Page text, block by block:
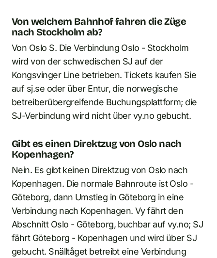
Von welchem Bahnhof fahren die Züge
nach Stockholm ab?
Von Oslo S. Die Verbindung Oslo - Stockholm
wird von der schwedischen SJ auf der
Kongsvinger Line betrieben. Tickets kaufen Sie
auf sj.se oder über Entur, die norwegische
betreiberübergreifende Buchungsplattform; die
SJ-Verbindung wird nicht über vy.no gebucht.
Gibt es einen Direktzug von Oslo nach
Kopenhagen?
Nein. Es gibt keinen Direktzug von Oslo nach
Kopenhagen. Die normale Bahnroute ist Oslo -
Göteborg, dann Umstieg in Göteborg in eine
Verbindung nach Kopenhagen. Vy fährt den
Abschnitt Oslo - Göteborg, buchbar auf vy.no; SJ
fährt Göteborg - Kopenhagen und wird über SJ
gebucht. Snälltåget betreibt eine Verbindung